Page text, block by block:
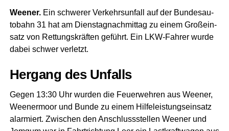
Wee­ner.Ein schwe­rer Ver­kehrs­un­fall auf der Bun­des­au­
to­bahn 31 hat am Diens­tag­nach­mit­tag zu einem Groß­ein­
satz von Ret­tungs­kräf­ten geführt. Ein LKW-Fah­rer wur­de
dabei schwer verletzt.
Her­gang des Unfalls
Gegen 13:30 Uhr wur­den die Feu­er­weh­ren aus Wee­ner,
Ween­er­moor und Bun­de zu einem Hil­fe­leis­tungs­ein­satz
alar­miert. Zwi­schen den Anschluss­stel­len Wee­ner und